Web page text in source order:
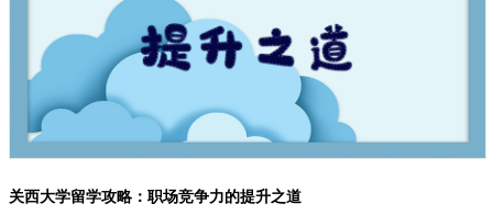
关西大学留学攻略：职场竞争力的提升之道